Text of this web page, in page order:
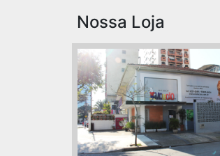
Nossa Loja